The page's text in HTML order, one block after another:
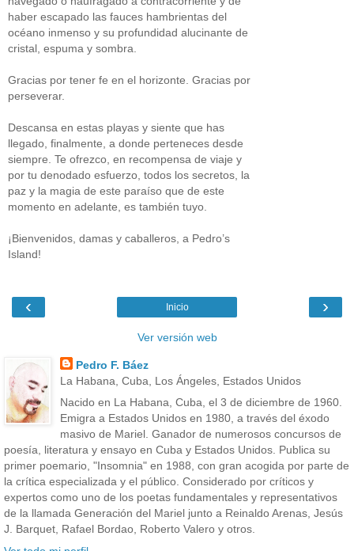
haber escapado las fauces hambrientas del
océano inmenso y su profundidad alucinante de
cristal, espuma y sombra.
Gracias por tener fe en el horizonte. Gracias por
perseverar.
Descansa en estas playas y siente que has
llegado, finalmente, a donde perteneces desde
siempre. Te ofrezco, en recompensa de viaje y
por tu denodado esfuerzo, todos los secretos, la
paz y la magia de este paraíso que de este
momento en adelante, es también tuyo.
¡Bienvenidos, damas y caballeros, a Pedro’s
Island!
‹ ›
Inicio
Ver versión web
Pedro F. Báez
La Habana, Cuba, Los Ángeles, Estados Unidos
Nacido en La Habana, Cuba, el 3 de diciembre de 1960.
Emigra a Estados Unidos en 1980, a través del éxodo
masivo de Mariel. Ganador de numerosos concursos de
poesía, literatura y ensayo en Cuba y Estados Unidos. Publica su
primer poemario, "Insomnia" en 1988, con gran acogida por parte de
la crítica especializada y el público. Considerado por críticos y
expertos como uno de los poetas fundamentales y representativos
de la llamada Generación del Mariel junto a Reinaldo Arenas, Jesús
J. Barquet, Rafael Bordao, Roberto Valero y otros.